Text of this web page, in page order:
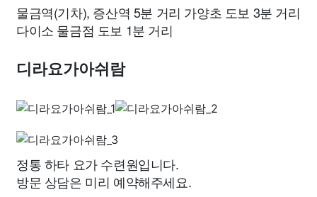
물금역(기차), 증산역 5분 거리 가양초 도보 3분 거리
다이소 물금점 도보 1분 거리
디라요가아쉬람
정통 하타 요가 수련원입니다.
방문 상담은 미리 예약해주세요.